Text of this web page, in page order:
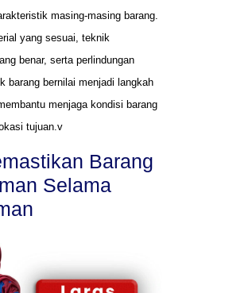
masing-masing barang.
yang sesuai, teknik
benar, serta perlindungan
barang bernilai menjadi langkah
menjaga kondisi barang
tujuan.v
Barang
Selama